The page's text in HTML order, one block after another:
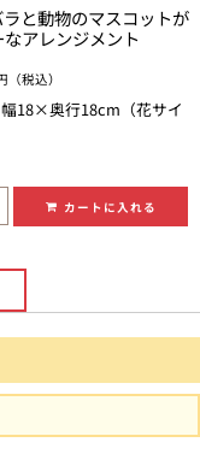
ラと動物のマスコットが
なアレンジメント
（税込）
18×奥行18cm（花サイ
カートに入れる